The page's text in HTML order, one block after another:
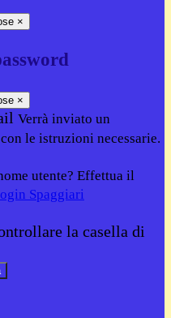
×
×
Verrà inviato un
le istruzioni necessarie.
utente? Effettua il
Spaggiari
la casella di